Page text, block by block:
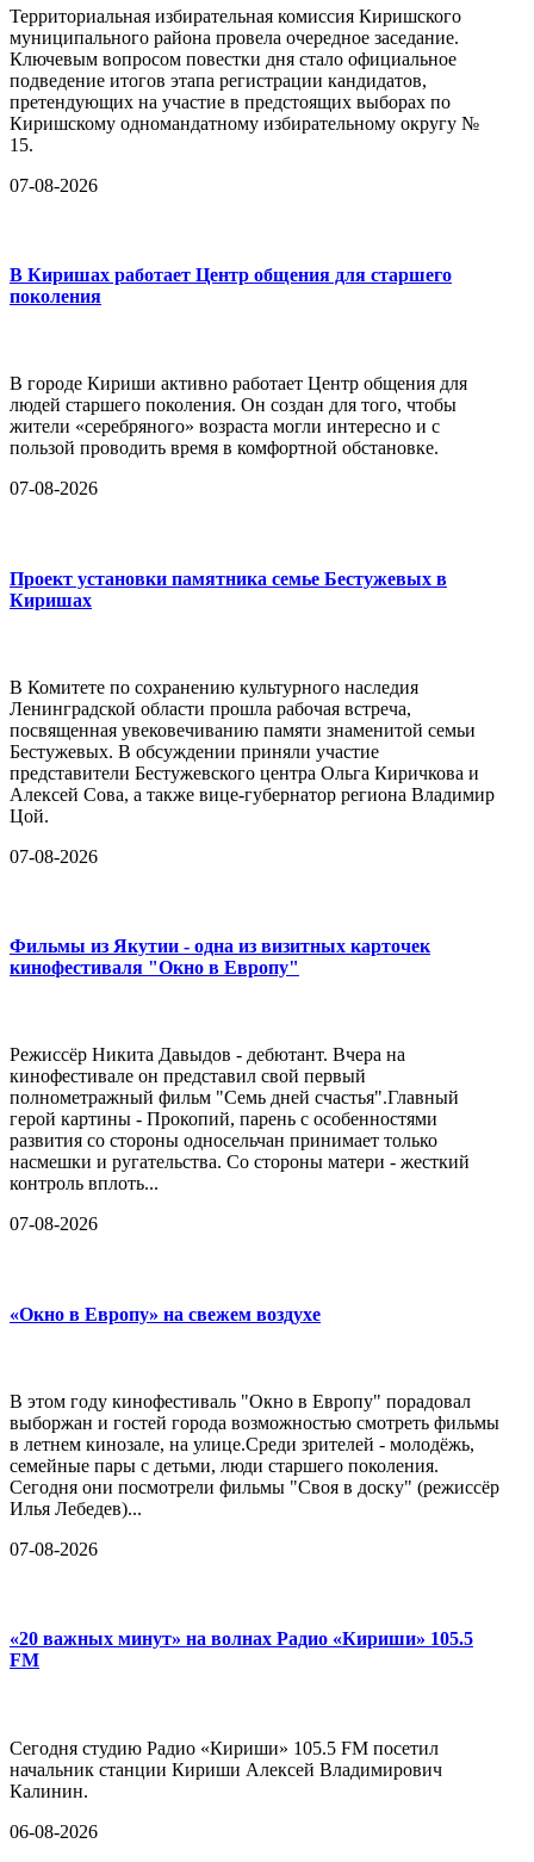
Территориальная избирательная комиссия Киришского
муниципального района провела очередное заседание.
Ключевым вопросом повестки дня стало официальное
подведение итогов этапа регистрации кандидатов,
претендующих на участие в предстоящих выборах по
Киришскому одномандатному избирательному округу №
15.
07-08-2026
В Киришах работает Центр общения для старшего
поколения
В городе Кириши активно работает Центр общения для
людей старшего поколения. Он создан для того, чтобы
жители «серебряного» возраста могли интересно и с
пользой проводить время в комфортной обстановке.
07-08-2026
Проект установки памятника семье Бестужевых в
Киришах
В Комитете по сохранению культурного наследия
Ленинградской области прошла рабочая встреча,
посвященная увековечиванию памяти знаменитой семьи
Бестужевых. В обсуждении приняли участие
представители Бестужевского центра Ольга Киричкова и
Алексей Сова, а также вице-губернатор региона Владимир
Цой.
07-08-2026
Фильмы из Якутии - одна из визитных карточек
кинофестиваля "Окно в Европу"
Режиссёр Никита Давыдов - дебютант. Вчера на
кинофестивале он представил свой первый
полнометражный фильм "Семь дней счастья".Главный
герой картины - Прокопий, парень с особенностями
развития со стороны односельчан принимает только
насмешки и ругательства. Со стороны матери - жесткий
контроль вплоть...
07-08-2026
«Окно в Европу» на свежем воздухе
В этом году кинофестиваль "Окно в Европу" порадовал
выборжан и гостей города возможностью смотреть фильмы
в летнем кинозале, на улице.Среди зрителей - молодёжь,
семейные пары с детьми, люди старшего поколения.
Сегодня они посмотрели фильмы "Своя в доску" (режиссёр
Илья Лебедев)...
07-08-2026
«20 важных минут» на волнах Радио «Кириши» 105.5
FM
Сегодня студию Радио «Кириши» 105.5 FM посетил
начальник станции Кириши Алексей Владимирович
Калинин.
06-08-2026